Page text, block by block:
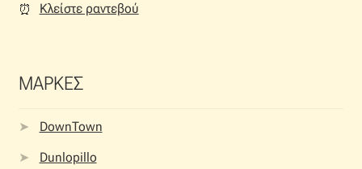
⏰︎
Κλείστε ραντεβού
ΜΑΡΚΕΣ
DownTown
Dunlopillo